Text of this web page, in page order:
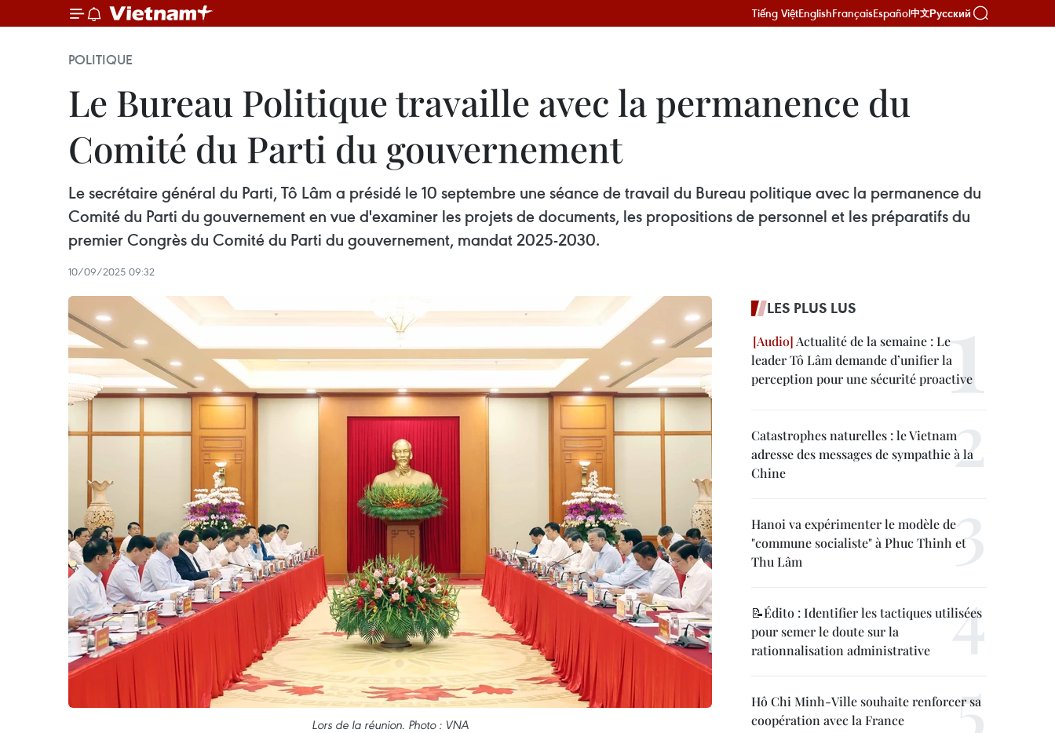
Tiếng ViệtEnglishFrançaisEspañol中文Русский
POLITIQUE
Le Bureau Politique travaille avec la permanence du
Comité du Parti du gouvernement
Le secrétaire général du Parti, Tô Lâm a présidé le 10 septembre une séance de travail du Bureau politique avec la permanence du
Comité du Parti du gouvernement en vue d'examiner les projets de documents, les propositions de personnel et les préparatifs du
premier Congrès du Comité du Parti du gouvernement, mandat 2025-2030.
10/09/2025 09:32
Lors de la réunion. Photo : VNA
LES PLUS LUS
Actualité de la semaine : Le
leader Tô Lâm demande d’unifier la
perception pour une sécurité proactive
Catastrophes naturelles : le Vietnam
adresse des messages de sympathie à la
Chine
Hanoi va expérimenter le modèle de
"commune socialiste" à Phuc Thinh et
Thu Lâm
📝Édito : Identifier les tactiques utilisées
pour semer le doute sur la
rationnalisation administrative
Hô Chi Minh-Ville souhaite renforcer sa
coopération avec la France